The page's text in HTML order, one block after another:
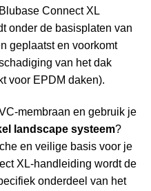
Connect XL
onder de basisplaten van
geplaatst en voorkomt
van het dak
voor EPDM daken).
membraan en gebruik je
landscape systeem?
en veilige basis voor je
XL-handleiding wordt de
onderdeel van het